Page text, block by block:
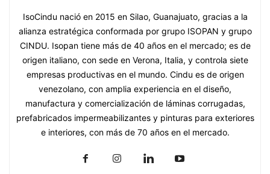
IsoCindu nació en 2015 en Silao, Guanajuato, gracias a la
alianza estratégica conformada por grupo ISOPAN y grupo
CINDU. Isopan tiene más de 40 años en el mercado; es de
origen italiano, con sede en Verona, Italia, y controla siete
empresas productivas en el mundo. Cindu es de origen
venezolano, con amplia experiencia en el diseño,
manufactura y comercialización de láminas corrugadas,
prefabricados impermeabilizantes y pinturas para exteriores
e interiores, con más de 70 años en el mercado.